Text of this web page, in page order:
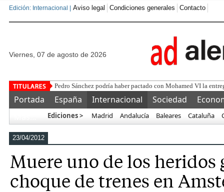
Edición: Internacional | Aviso legal Condiciones generales Contacto
viernes, 07 de agosto de 2026
Sól
Portada España Internacional Sociedad
Ediciones > Madrid Andalucía Baleares Cataluña
23/04/2012
Muere uno de los heridos
choque de trenes en